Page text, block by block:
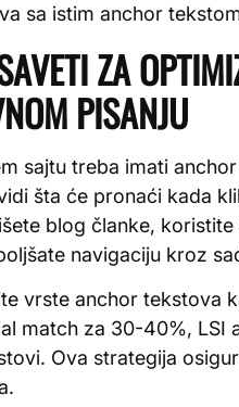
sa istim anchor
ZA
PISANJU
sajtu treba imati
šta će pronaći kada
blog članke,
navigaciju kroz
vrste anchor tekstova
match za 30-40%,
Ova strategija